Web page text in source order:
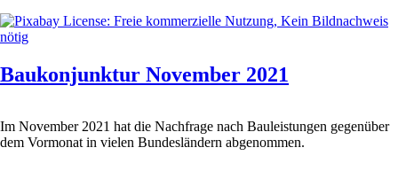
Baukonjunktur November 2021
Im November 2021 hat die Nachfrage nach Bauleistungen gegenüber
dem Vormonat in vielen Bundesländern abgenommen.